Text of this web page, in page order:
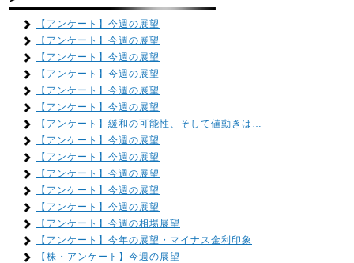
【アンケート】今週の展望
【アンケート】今週の展望
【アンケート】今週の展望
【アンケート】今週の展望
【アンケート】今週の展望
【アンケート】今週の展望
【アンケート】緩和の可能性、そして値動きは…
【アンケート】今週の展望
【アンケート】今週の展望
【アンケート】今週の展望
【アンケート】今週の展望
【アンケート】今週の展望
【アンケート】今週の相場展望
【アンケート】今年の展望・マイナス金利印象
【株・アンケート】今週の展望